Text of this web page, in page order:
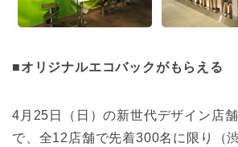
■オリジナルエコバックがもらえる
4月25日（日）の新世代デザイン店
で、全12店舗で先着300名に限り（